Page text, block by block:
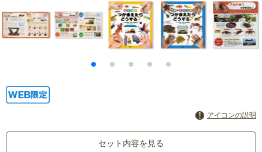
アイコンの説明
セット内容を見る